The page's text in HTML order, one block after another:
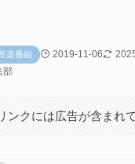
楽番組 2019-11-06
部
ンクには広告が含まれ